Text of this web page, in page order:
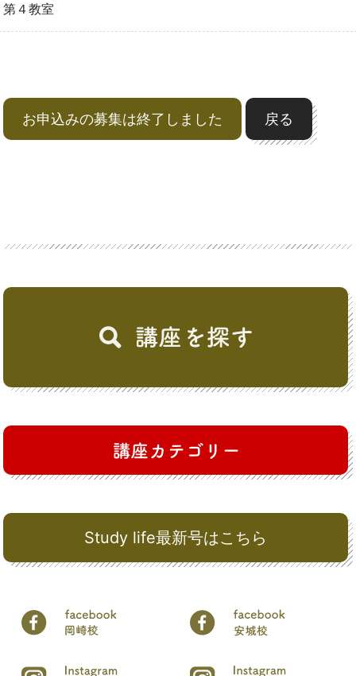
Study life最新号はこちら
第４教室
お申込みの募集は終了しました 戻る